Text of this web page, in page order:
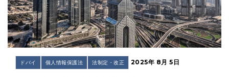
ドバイ 個人情報保護法 法制定・改正 2025年 8月 5日